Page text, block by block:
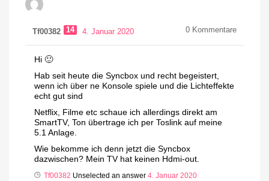
Tf00382 14 4. Januar 2020 0 Kommentare
Hi 🙂
Hab seit heute die Syncbox und recht begeistert,
wenn ich über ne Konsole spiele und die Lichteffekte
echt gut sind
Netflix, Filme etc schaue ich allerdings direkt am
SmartTV, Ton übertrage ich per Toslink auf meine
5.1 Anlage.
Wie bekomme ich denn jetzt die Syncbox
dazwischen? Mein TV hat keinen Hdmi-out.
Tf00382 Unselected an answer 4. Januar 2020